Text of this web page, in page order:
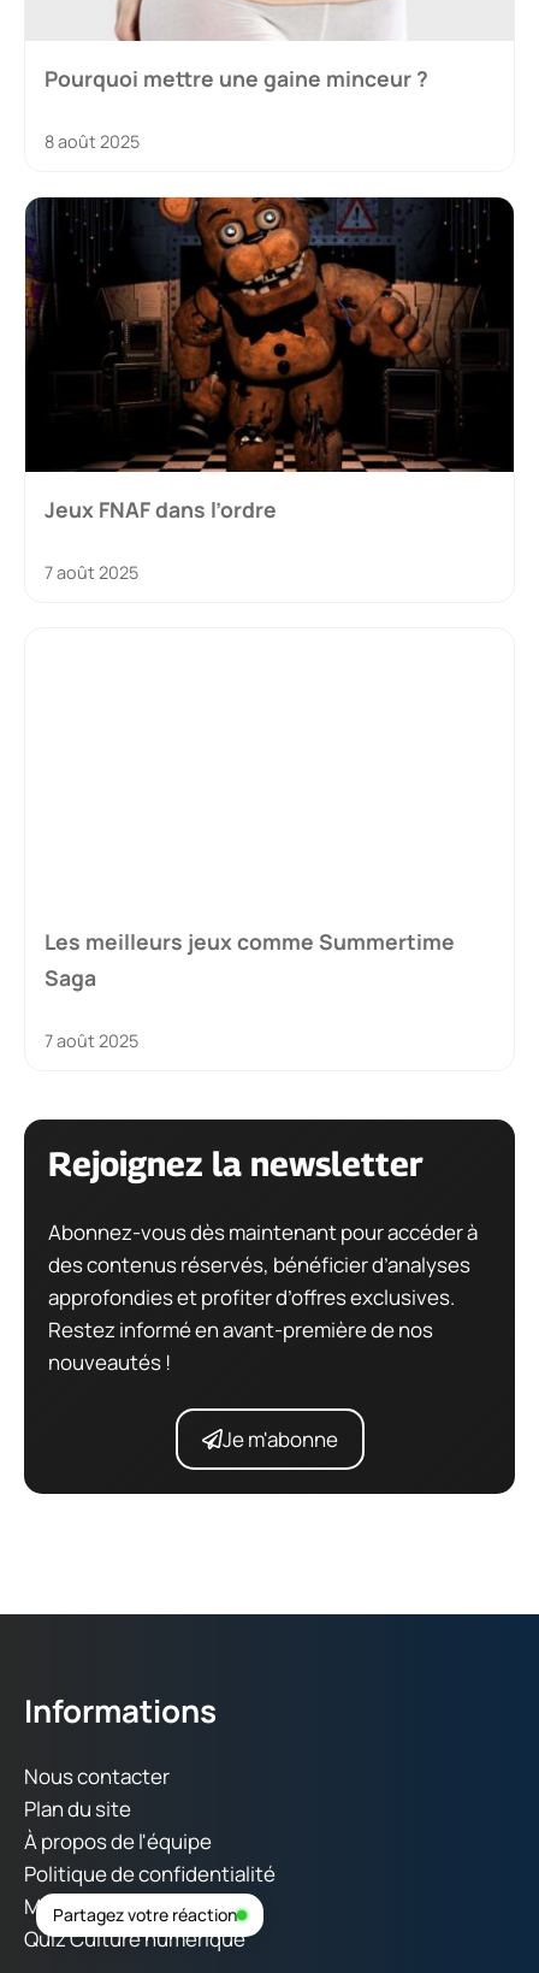
Pourquoi mettre une gaine minceur ?
8 août 2025
Jeux FNAF dans l’ordre
7 août 2025
Les meilleurs jeux comme Summertime
Saga
7 août 2025
Rejoignez la newsletter
Abonnez-vous dès maintenant pour accéder à
des contenus réservés, bénéficier d’analyses
approfondies et profiter d’offres exclusives.
Restez informé en avant-première de nos
nouveautés !
Je m'abonne
Informations
Nous contacter
Plan du site
À propos de l'équipe
Politique de confidentialité
Mentions légales
Quiz Culture numérique
Partagez votre réaction